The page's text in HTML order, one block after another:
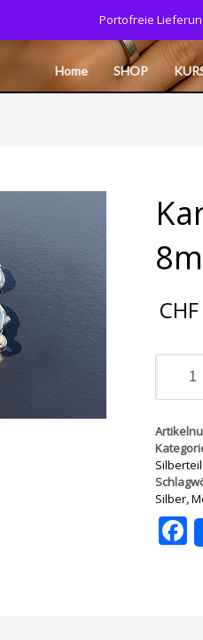
Tel:
Home SHOP
CHF
5Stück
Menge
Silber,
Portofreie